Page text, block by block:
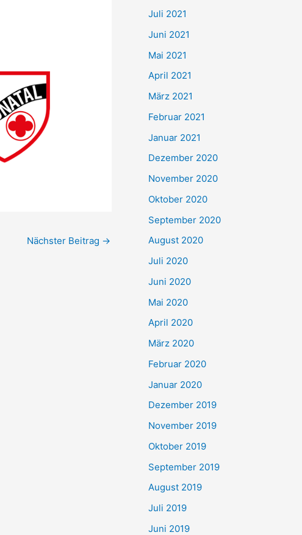
Nächster Beitrag →
h
:
Juli 2021
Juni 2021
Mai 2021
April 2021
März 2021
Februar 2021
Januar 2021
Dezember 2020
November 2020
Oktober 2020
September 2020
August 2020
Juli 2020
Juni 2020
Mai 2020
April 2020
März 2020
Februar 2020
Januar 2020
Dezember 2019
November 2019
Oktober 2019
September 2019
August 2019
Juli 2019
Juni 2019